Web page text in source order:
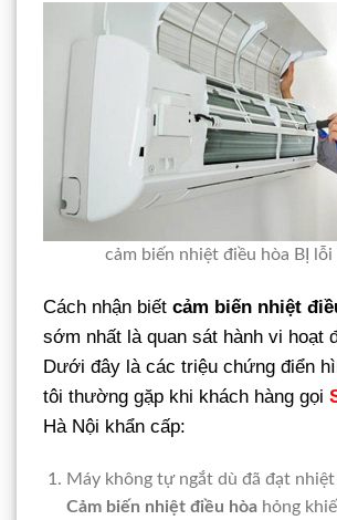
cảm biến nhiệt điều hòa BỊ lỗi
Cách nhận biết cảm biến nhiệt
sớm nhất là quan sát hành vi hoạt
Dưới đây là các triệu chứng điển
tôi thường gặp khi khách hàng gọi
Hà Nội khẩn cấp:
Máy không tự ngắt dù đã đạt
Cảm biến nhiệt điều hòahỏng